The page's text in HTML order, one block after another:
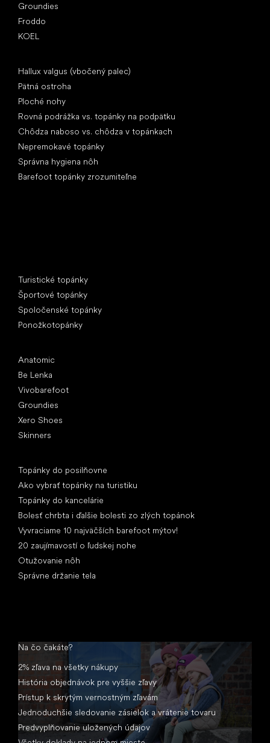
Groundies
Froddo
KOEL
Hallux valgus (vbočený palec)
Pätná ostroha
Ploché nohy
Rovná podrážka vs. topánky na podpätku
Chôdza naboso vs. chôdza v topánkach
Nepremokavé topánky
Správna hygiena nôh
Barefoot topánky zrozumiteľne
Turistické topánky
Športové topánky
Spoločenské topánky
Ponožkotopánky
Anatomic
Be Lenka
Vivobarefoot
Groundies
Xero Shoes
Skinners
Topánky do posilňovne
Ako vybrať topánky na turistiku
Topánky do kancelárie
Bolesť chrbta i ďalšie bolesti zo zlých topánok
Vyvraciame 10 najväčších barefoot mýtov!
20 zaujímavostí o ľudskej nohe
Otužovanie nôh
Správne držanie tela
Na čo čakáte?
2% zľava na všetky nákupy
História objednávok pre vyššie zľavy
Prístup k skrytým vernostným zľavám
Jednoduchšie sledovanie zásielok a vrátenie tovaru
Predvyplňovanie uložených údajov